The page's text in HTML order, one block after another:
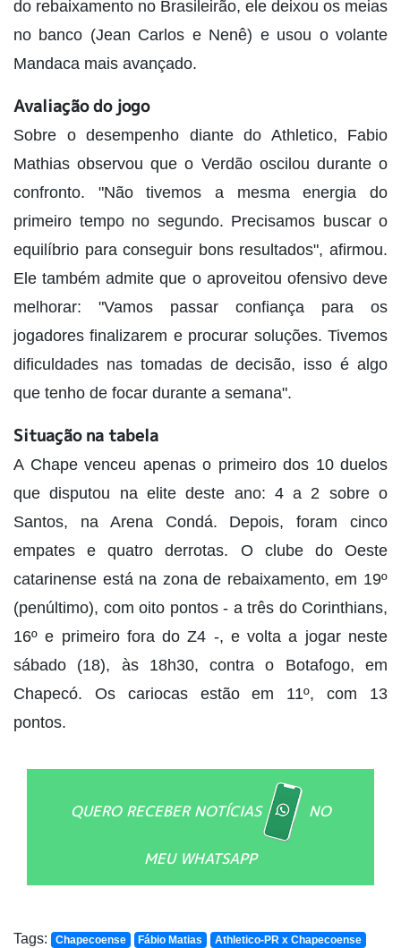
do rebaixamento no Brasileirão, ele deixou os meias
no banco (Jean Carlos e Nenê) e usou o volante
Mandaca mais avançado.
Avaliação do jogo
Sobre o desempenho diante do Athletico, Fabio
Mathias observou que o Verdão oscilou durante o
confronto. "Não tivemos a mesma energia do
primeiro tempo no segundo. Precisamos buscar o
equilíbrio para conseguir bons resultados", afirmou.
Ele também admite que o aproveitou ofensivo deve
melhorar: "Vamos passar confiança para os
jogadores finalizarem e procurar soluções. Tivemos
dificuldades nas tomadas de decisão, isso é algo
que tenho de focar durante a semana".
Situação na tabela
A Chape venceu apenas o primeiro dos 10 duelos
que disputou na elite deste ano: 4 a 2 sobre o
Santos, na Arena Condá. Depois, foram cinco
empates e quatro derrotas. O clube do Oeste
catarinense está na zona de rebaixamento, em 19º
(penúltimo), com oito pontos - a três do Corinthians,
16º e primeiro fora do Z4 -, e volta a jogar neste
sábado (18), às 18h30, contra o Botafogo, em
Chapecó. Os cariocas estão em 11º, com 13
pontos.
QUERO RECEBER NOTÍCIAS NO
MEU WHATSAPP
Tags: Chapecoense Fábio Matias Athletico-PR x Chapecoense